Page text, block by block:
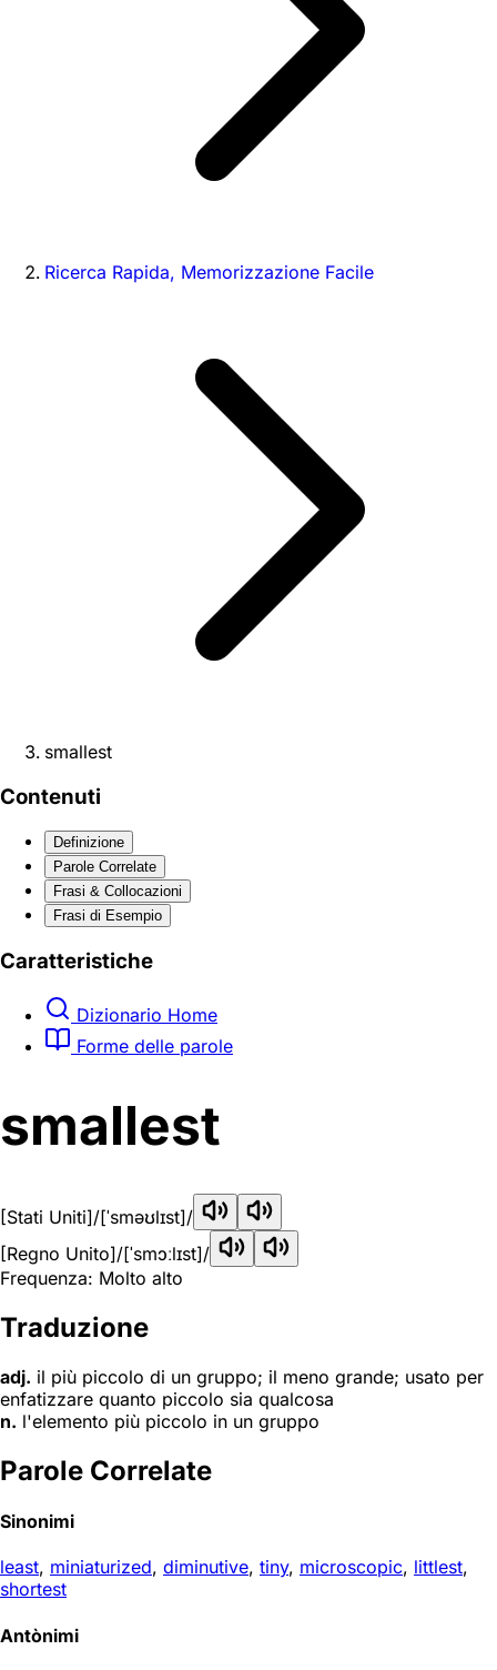
Ricerca Rapida, Memorizzazione Facile
smallest
Contenuti
Definizione
Parole Correlate
Frasi & Collocazioni
Frasi di Esempio
Caratteristiche
Dizionario Home
Forme delle parole
smallest
[Stati Uniti]/[ˈsməʊlɪst]/
[Regno Unito]/[ˈsmɔːlɪst]/
Frequenza: Molto alto
Traduzione
adj. il più piccolo di un gruppo; il meno grande; usato per
enfatizzare quanto piccolo sia qualcosa
n. l'elemento più piccolo in un gruppo
Parole Correlate
Sinonimi
least, miniaturized, diminutive, tiny, microscopic, littlest,
shortest
Antònimi